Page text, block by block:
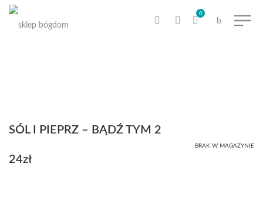
0
SÓL I PIEPRZ – BĄDŹ TYM 2
BRAK W MAGAZYNIE
24zł